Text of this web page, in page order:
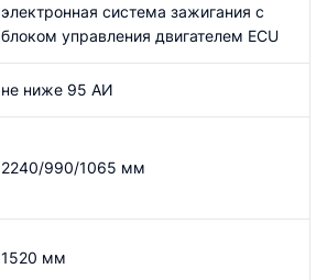
электронная система зажигания с
блоком управления двигателем ECU
не ниже 95 АИ
2240/990/1065 мм
1520 мм